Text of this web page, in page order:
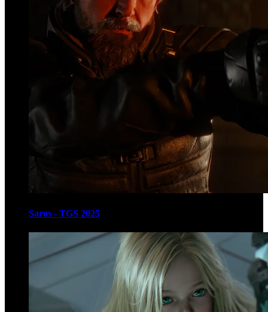
Saros - TGS 2025